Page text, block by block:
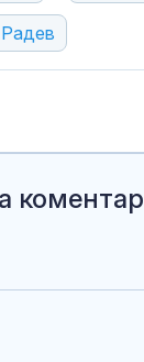
коментар